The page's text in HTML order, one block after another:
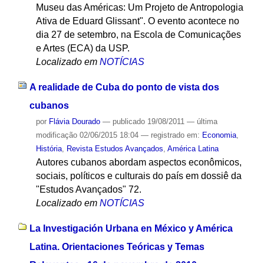
Museu das Américas: Um Projeto de Antropologia
Ativa de Eduard Glissant". O evento acontece no
dia 27 de setembro, na Escola de Comunicações
e Artes (ECA) da USP.
Localizado em NOTÍCIAS
A realidade de Cuba do ponto de vista dos
cubanos
por Flávia Dourado — publicado19/08/2011 — última
modificação02/06/2015 18:04 — registrado em: Economia,
História, Revista Estudos Avançados, América Latina
Autores cubanos abordam aspectos econômicos,
sociais, políticos e culturais do país em dossiê da
"Estudos Avançados" 72.
Localizado em NOTÍCIAS
La Investigación Urbana en México y América
Latina. Orientaciones Teóricas y Temas